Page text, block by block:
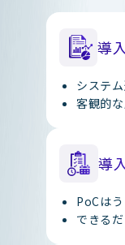
導
システ
客観的
導
PoCは
できる